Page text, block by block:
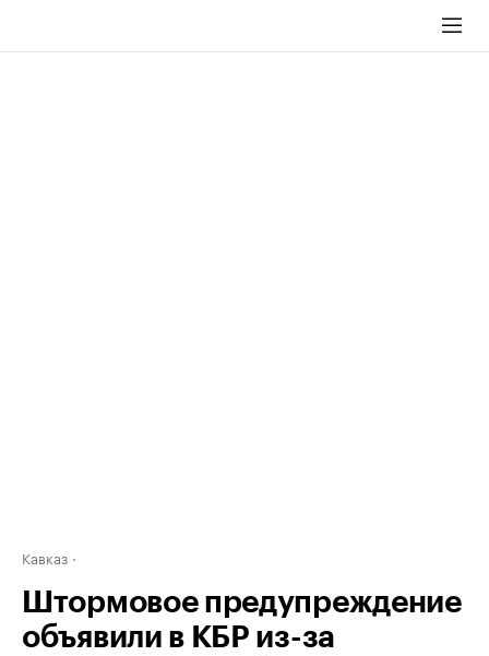
Кавказ
Штормовое предупреждение
объявили в КБР из-за